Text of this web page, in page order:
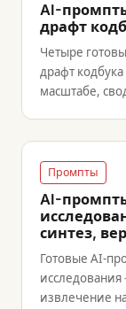
AI-
драфт
Четыре
драфт
масштабе,
Промпты
AI-
синтез,
Готовые AI-
извлечение